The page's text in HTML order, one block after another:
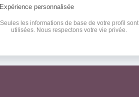
Expérience personnalisée
Seules les informations de base de votre profil sont
utilisées. Nous respectons votre vie privée.